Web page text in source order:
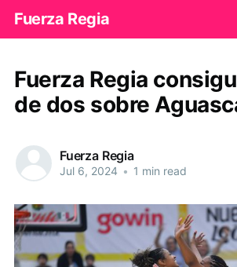
Fuerza Regia
Fuerza Regia
de dos sobre
Fuerza Regia
Jul 6, 2024 • 1 min read